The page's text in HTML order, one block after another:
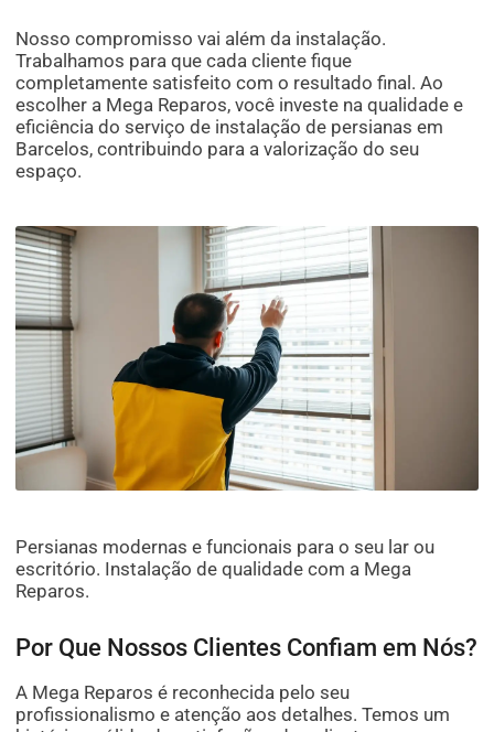
Nosso compromisso vai além da instalação.
Trabalhamos para que cada cliente fique
completamente satisfeito com o resultado final. Ao
escolher a Mega Reparos, você investe na qualidade e
eficiência do serviço de instalação de persianas em
Barcelos, contribuindo para a valorização do seu
espaço.
Persianas modernas e funcionais para o seu lar ou
escritório. Instalação de qualidade com a Mega
Reparos.
Por Que Nossos Clientes Confiam em Nós?
A Mega Reparos é reconhecida pelo seu
profissionalismo e atenção aos detalhes. Temos um